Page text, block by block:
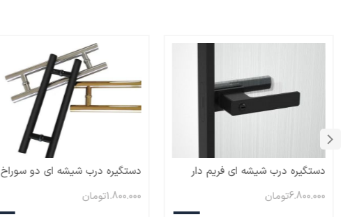
دستگیره درب شیشه ای فریم دار
6.800.000تومان
دستگیره درب شیشه ای دو سوراخ
1.800.000تومان